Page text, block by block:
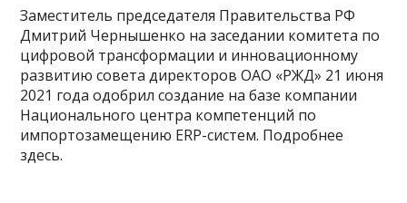
Заместитель председателя Правительства РФ
Дмитрий Чернышенко на заседании комитета по
цифровой трансформации и инновационному
развитию совета директоров ОАО «РЖД» 21 июня
2021 года одобрил создание на базе компании
Национального центра компетенций по
импортозамещению ERP-систем. Подробнее
здесь.